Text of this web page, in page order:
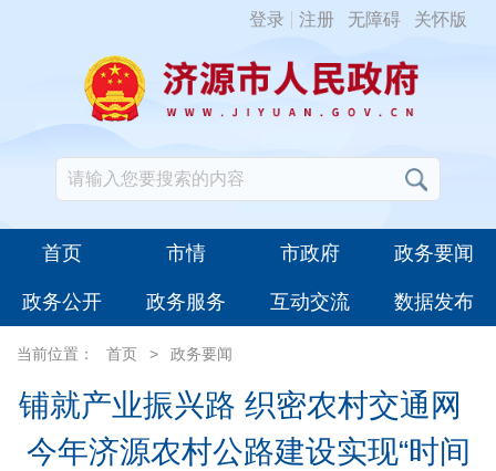
登录 注册 无障碍 关怀版
首页 市情 市政府 政务要闻
政务公开 政务服务 互动交流 数据发布
当前位置： 首页 > 政务要闻
铺就产业振兴路 织密农村交通网
今年济源农村公路建设实现“时间